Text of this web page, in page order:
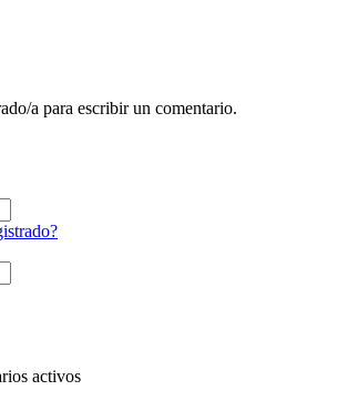
a para escribir un comentario.
activos